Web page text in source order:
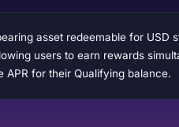
asset redeemable for
users to earn rewards
APR for their Qualifying balance.